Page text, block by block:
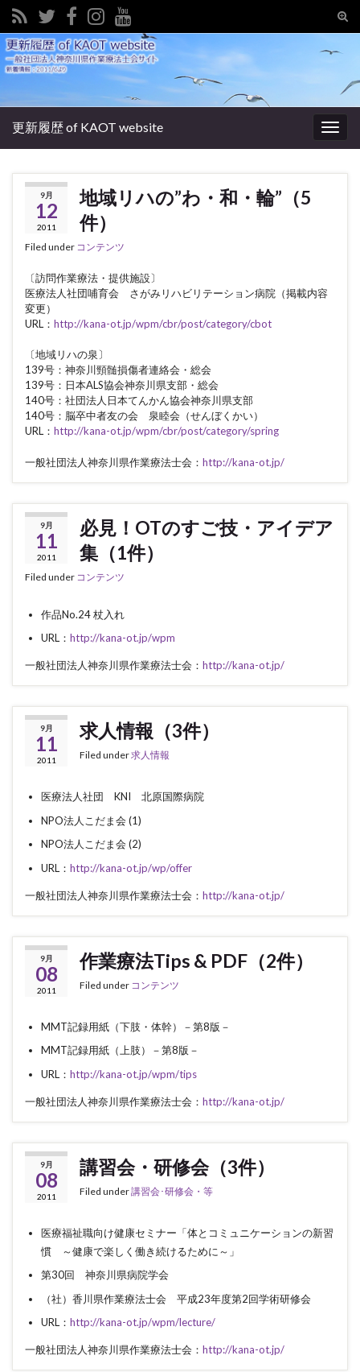
Search for:
更新履歴 of KAOT website
9月
12
2011
地域リハの”わ・和・輪”（5
件）
Filed under コンテンツ
〔訪問作業療法・提供施設〕
医療法人社団哺育会 さがみリハビリテーション病院（掲載内容
変更）
URL： http://kana-ot.jp/wpm/cbr/post/category/cbot
〔地域リハの泉〕
139号：神奈川頸髄損傷者連絡会・総会
139号：日本ALS協会神奈川県支部・総会
140号：社団法人日本てんかん協会神奈川県支部
140号：脳卒中者友の会 泉睦会（せんぼくかい）
URL： http://kana-ot.jp/wpm/cbr/post/category/spring
一般社団法人神奈川県作業療法士会： http://kana-ot.jp/
9月
11
2011
必見！OTのすご技・アイデア
集（1件）
Filed under コンテンツ
作品No.24 杖入れ
URL： http://kana-ot.jp/wpm
一般社団法人神奈川県作業療法士会： http://kana-ot.jp/
9月
11
2011
求人情報（3件）
Filed under求人情報
医療法人社団 KNI 北原国際病院
NPO法人こだま会 (1)
NPO法人こだま会 (2)
URL： http://kana-ot.jp/wp/offer
一般社団法人神奈川県作業療法士会： http://kana-ot.jp/
9月
08
2011
作業療法Tips & PDF（2件）
Filed under コンテンツ
MMT記録用紙（下肢・体幹）－第8版－
MMT記録用紙（上肢）－第8版－
URL： http://kana-ot.jp/wpm/tips
一般社団法人神奈川県作業療法士会： http://kana-ot.jp/
9月
08
2011
講習会・研修会（3件）
Filed under講習会･研修会・等
医療福祉職向け健康セミナー「体とコミュニケーションの新習
慣 ～健康で楽しく働き続けるために～」
第30回 神奈川県病院学会
（社）香川県作業療法士会 平成23年度第2回学術研修会
URL： http://kana-ot.jp/wpm/lecture/
一般社団法人神奈川県作業療法士会： http://kana-ot.jp/